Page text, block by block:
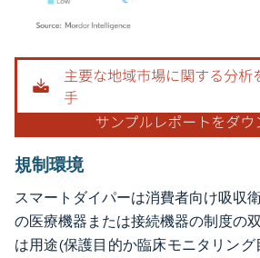
画像 © Mordor Intelligence。再利用にはCC BY
規制環境
スマートダイパーは消費者向け吸収
の医療機器または接続機器の制度の
は用途(保護目的か臨床モニタリン